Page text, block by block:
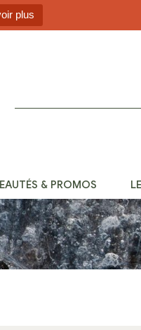
plus
& PROMOS